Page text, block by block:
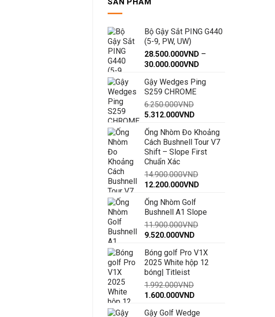
Bộ Gậy Sắt PING G440
(5-9, PW, UW)
28.500.000VND –
30.000.000VND
từ
Gậy Wedges Ping
S259 CHROME
6.250.000VND
Giá
là:
6.250.000VND.
5.312.000VND
tại
là:
5.312.000VND.
Ống Nhòm Đo Khoảng
Cách Bushnell Tour V7
Shift – Slope First
Chuẩn Xác
14.900.000VND
Giá
là:
14.900.000VND.
12.200.000VND
là:
Ống Nhòm Golf
Bushnell A1 Slope
11.900.000VND
Giá
là:
11.900.000VND.
9.520.000VND
tại
là:
Bóng golf Pro V1X
2025 White hộp 12
bóng| Titleist
1.992.000VND
Giá
1.600.000VND
Gậy Golf Wedge